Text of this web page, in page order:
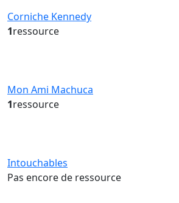
Corniche Kennedy
1ressource
Mon Ami Machuca
1ressource
Intouchables
Pas encore de ressource